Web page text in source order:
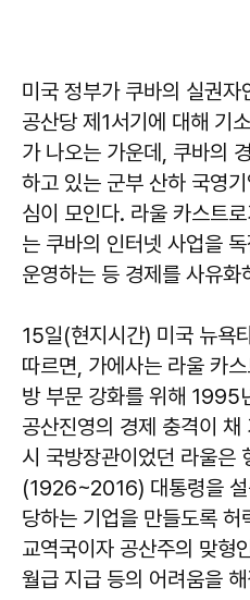
미국 정부가 쿠바의 실권
공산당 제1서기에 대해 기
가 나오는 가운데, 쿠바의
하고 있는 군부 산하 국영
심이 모인다. 라울 카스트
는 쿠바의 인터넷 사업을
운영하는 등 경제를 사유화
15일(현지시간) 미국 뉴욕
따르면, 가에사는 라울 카
방 부문 강화를 위해 1995
공산진영의 경제 충격이
시 국방장관이었던 라울은
(1926~2016) 대통령을 설
당하는 기업을 만들도록 허
교역국이자 공산주의 맞형
월급 지급 등의 어려움을